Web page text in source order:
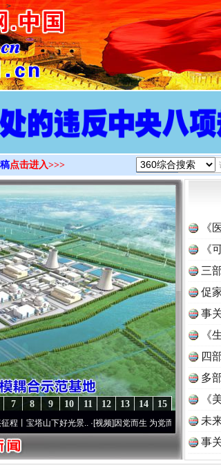
>
点击进入>>>
15
14
13
12
11
10
9
8
7
下好光景..·[视频]因党而生 为党而战——百年“纪”事⑧加
《
《
三
促
事
《
读
四
多
《
未
事